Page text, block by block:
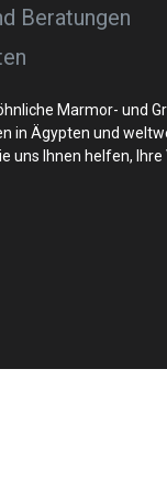
Beratungen
Marmor- und
in Ägypten und
uns Ihnen helfen,